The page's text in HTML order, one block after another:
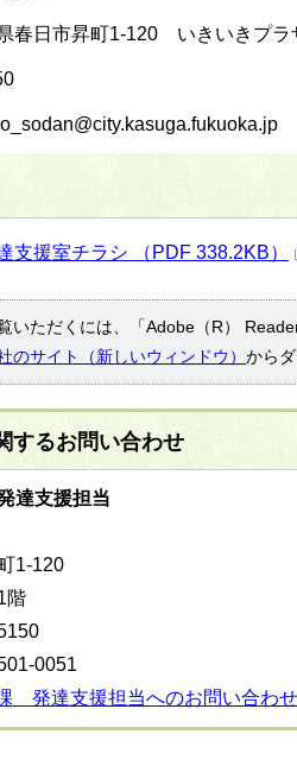
春日市昇町1-120 いきいきプラ
支援室チラシ （PDF 338.2KB）
いただくには、「Adobe（R）
のサイト（新しいウィンドウ） から
するお問い合わせ
達支援担当
1-120
階
0051
発達支援担当へのお問い合わ